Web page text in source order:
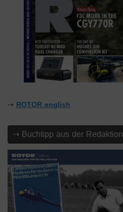
⇢ ROTOR english
⇢ Buchtipp aus der Redaktion